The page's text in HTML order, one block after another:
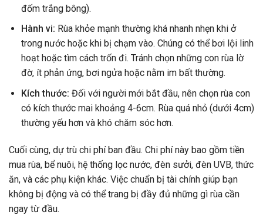
đốm trắng bông).
Hành vi: Rùa khỏe mạnh thường khá nhanh nhẹn khi ở
trong nước hoặc khi bị chạm vào. Chúng có thể bơi lội linh
hoạt hoặc tìm cách trốn đi. Tránh chọn những con rùa lờ
đờ, ít phản ứng, bơi ngửa hoặc nằm im bất thường.
Kích thước: Đối với người mới bắt đầu, nên chọn rùa con
có kích thước mai khoảng 4-6cm. Rùa quá nhỏ (dưới 4cm)
thường yếu hơn và khó chăm sóc hơn.
Cuối cùng, dự trù chi phí ban đầu. Chi phí này bao gồm tiền
mua rùa, bể nuôi, hệ thống lọc nước, đèn sưởi, đèn UVB, thức
ăn, và các phụ kiện khác. Việc chuẩn bị tài chính giúp bạn
không bị động và có thể trang bị đầy đủ những gì rùa cần
ngay từ đầu.